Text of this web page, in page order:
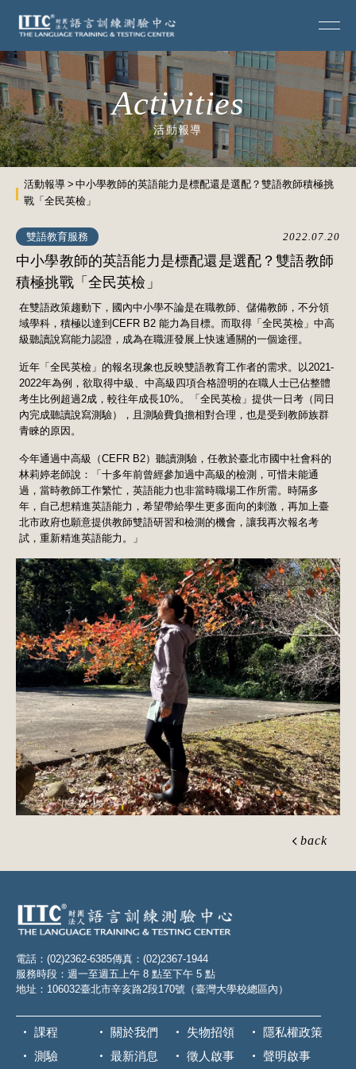
Activities
活動報導
活動報導
中小學教師的英語能力是標配還是選配？雙語教師積極挑
戰「全民英檢」
雙語教育服務 2022.07.20
中小學教師的英語能力是標配還是選配？雙語教師
積極挑戰「全民英檢」
在雙語政策趨動下，國內中小學不論是在職教師、儲備教師，不分領
域學科，積極以達到CEFR B2 能力為目標。而取得「全民英檢」中高
級聽讀說寫能力認證，成為在職涯發展上快速通關的一個途徑。
近年「全民英檢」的報名現象也反映雙語教育工作者的需求。以2021-
2022年為例，欲取得中級、中高級四項合格證明的在職人士已佔整體
考生比例超過2成，較往年成長10%。「全民英檢」提供一日考（同日
內完成聽讀說寫測驗），且測驗費負擔相對合理，也是受到教師族群
青睞的原因。
今年通過中高級（CEFR B2）聽讀測驗，任教於臺北市國中社會科的
林莉婷老師說：「十多年前曾經參加過中高級的檢測，可惜未能通
過，當時教師工作繁忙，英語能力也非當時職場工作所需。時隔多
年，自己想精進英語能力，希望帶給學生更多面向的刺激，再加上臺
北市政府也願意提供教師雙語研習和檢測的機會，讓我再次報名考
試，重新精進英語能力。」
back
電話：(02)2362-6385傳真：(02)2367-1944
服務時段：週一至週五上午 8 點至下午 5 點
地址：106032臺北市辛亥路2段170號（臺灣大學校總區內）
課程
測驗
關於我們
最新消息
失物招領
徵人啟事
隱私權政策
聲明啟事